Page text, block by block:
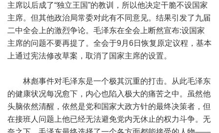
主席以后成了“独立王国”的教训，所以他决定干脆不设国家
主席。但其他政治局常委对此有不同意见。结果引发了九届
二中全会上的激烈争论。毛泽东在全会上断然宣布:设国家
主席的问题不要再提了。全会于9月6日恢复原定议程，基本
上通过宪法修改草案，取消了国家主席的设置。
林彪事件对毛泽东是一个极其沉重的打击。从此毛泽东
的健康状况每况愈下，内心也陷入极大的痛苦之中。虽然他
头脑依然清醒，依然是党和国家大政方针的最终决策者，但
在接班人问题上他已经无法避免党内无休止的权力斗争。无